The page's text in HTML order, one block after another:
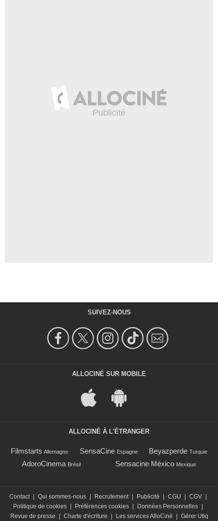
SUIVEZ-NOUS
ALLOCINÉ SUR MOBILE
ALLOCINÉ À L'ÉTRANGER
Filmstarts Allemagne SensaCine Espagne Beyazperde Turquie
AdoroCinema Brésil Sensacine México Mexique
Contact Qui sommes-nous Recrutement Publicité CGU CGV
Politique de cookies
Préférences cookies Données Personnelles
Revue de presse
Charte d'écriture Les services AlloCiné Gérer Utiq